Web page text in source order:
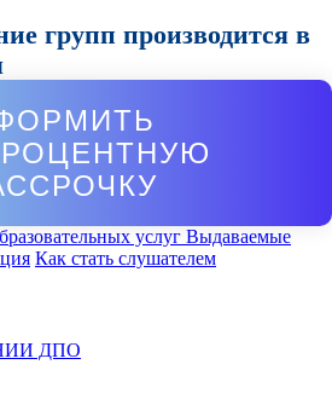
групп производится в
услуг Выдаваемые
Как стать слушателем